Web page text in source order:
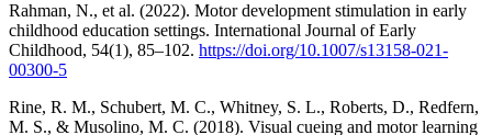
Rahman, N., et al. (2022). Motor development stimulation in early
childhood education settings. International Journal of Early
Childhood, 54(1), 85–102. https://doi.org/10.1007/s13158-021-
00300-5
Rine, R. M., Schubert, M. C., Whitney, S. L., Roberts, D., Redfern,
M. S., & Musolino, M. C. (2018). Visual cueing and motor learning